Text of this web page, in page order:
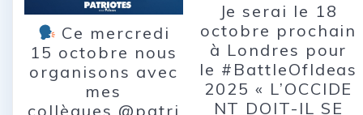
Ce mercredi
15 octobre nous
organisons avec
mes
collègues @patri
Je serai le 18
octobre prochain
à Londres pour
le #BattleOfIdeas
2025 « L’OCCIDE
NT DOIT-IL SE